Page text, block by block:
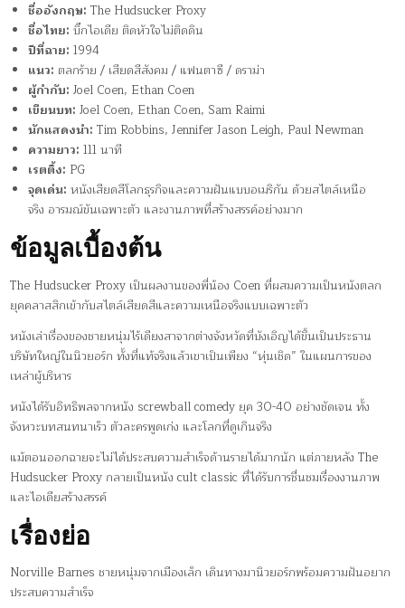
ชื่ออังกฤษ: The Hudsucker Proxy
ชื่อไทย: บิ๊กไอเดีย ติดหัวใจไม่ติดดิน
ปีที่ฉาย: 1994
แนว: ตลกร้าย / เสียดสีสังคม / แฟนตาซี / ดราม่า
ผู้กำกับ: Joel Coen, Ethan Coen
เขียนบท: Joel Coen, Ethan Coen, Sam Raimi
นักแสดงนำ: Tim Robbins, Jennifer Jason Leigh, Paul Newman
ความยาว: 111 นาที
เรตติ้ง: PG
จุดเด่น: หนังเสียดสีโลกธุรกิจและความฝันแบบอเมริกัน ด้วยสไตล์เหนือ
จริง อารมณ์ขันเฉพาะตัว และงานภาพที่สร้างสรรค์อย่างมาก
ข้อมูลเบื้องต้น
The Hudsucker Proxy เป็นผลงานของพี่น้อง Coen ที่ผสมความเป็นหนังตลก
ยุคคลาสสิกเข้ากับสไตล์เสียดสีและความเหนือจริงแบบเฉพาะตัว
หนังเล่าเรื่องของชายหนุ่มไร้เดียงสาจากต่างจังหวัดที่บังเอิญได้ขึ้นเป็นประธาน
บริษัทใหญ่ในนิวยอร์ก ทั้งที่แท้จริงแล้วเขาเป็นเพียง “หุ่นเชิด” ในแผนการของ
เหล่าผู้บริหาร
หนังได้รับอิทธิพลจากหนัง screwball comedy ยุค 30-40 อย่างชัดเจน ทั้ง
จังหวะบทสนทนาเร็ว ตัวละครพูดเก่ง และโลกที่ดูเกินจริง
แม้ตอนออกฉายจะไม่ได้ประสบความสำเร็จด้านรายได้มากนัก แต่ภายหลัง The
Hudsucker Proxy กลายเป็นหนัง cult classic ที่ได้รับการชื่นชมเรื่องงานภาพ
และไอเดียสร้างสรรค์
เรื่องย่อ
Norville Barnes ชายหนุ่มจากเมืองเล็ก เดินทางมานิวยอร์กพร้อมความฝันอยาก
ประสบความสำเร็จ